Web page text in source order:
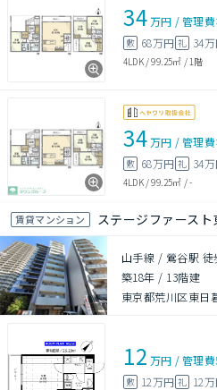
34万円 /管理費
敷 68万円 礼 34
4LDK/99.25㎡ / 1階
34万円 /管理費
敷 68万円 礼 34
4LDK/99.25㎡ /-
賃貸マンション ステージファースト
山手線 / 鶯谷駅 徒
築18年 / 13階建
東京都荒川区東日
12 万円 /管理費
敷 12万円 礼 12